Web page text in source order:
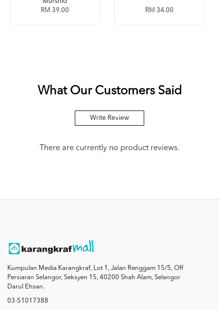
RM 39.00
RM 34.00
What Our Customers Said
Write Review
There are currently no product reviews.
Kumpulan Media Karangkraf, Lot 1, Jalan Renggam 15/5, Off
Persiaran Selangor, Seksyen 15, 40200 Shah Alam, Selangor
Darul Ehsan.
03-51017388